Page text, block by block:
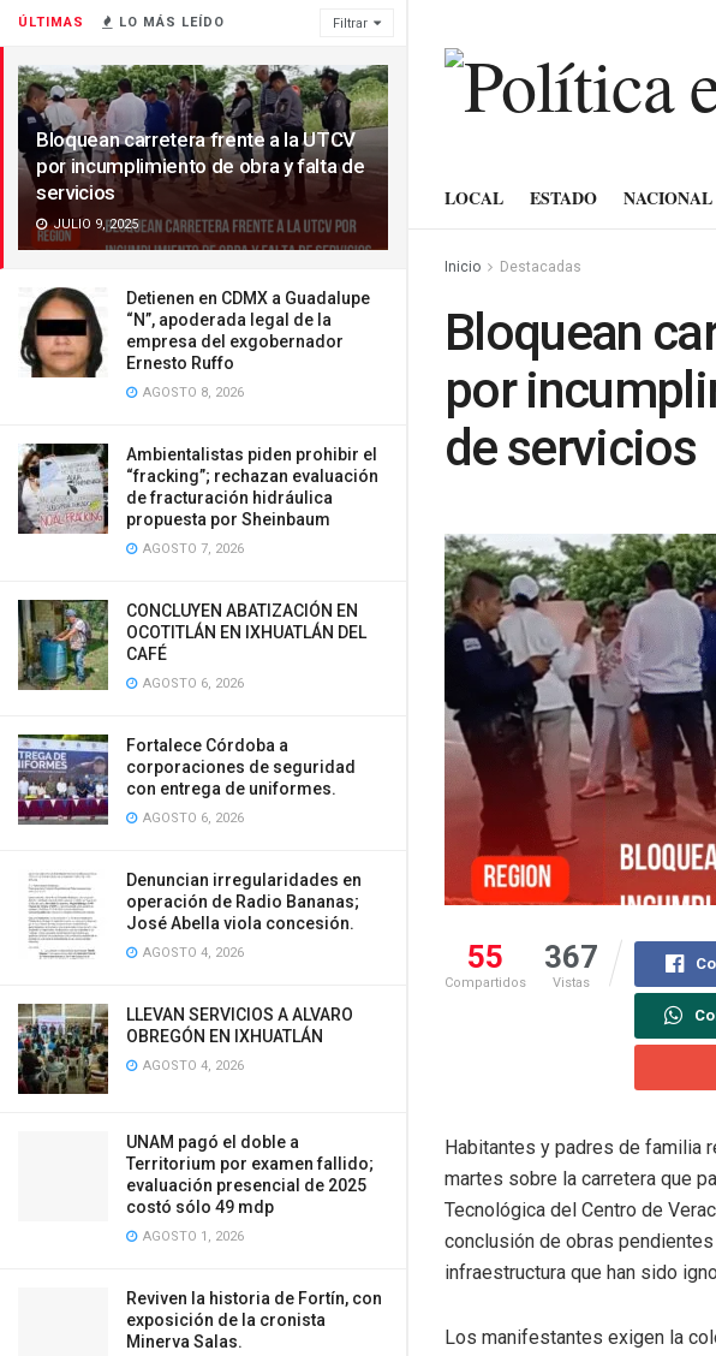
ÚLTIMAS LO MÁS LEÍDO Filtrar
Bloquean carretera frente a la UTCV
por incumplimiento de obra y falta de
servicios
JULIO 9, 2025
Detienen en CDMX a Guadalupe
“N”, apoderada legal de la
empresa del exgobernador
Ernesto Ruffo
AGOSTO 8, 2026
Ambientalistas piden prohibir el
“fracking”; rechazan evaluación
de fracturación hidráulica
propuesta por Sheinbaum
AGOSTO 7, 2026
CONCLUYEN ABATIZACIÓN EN
OCOTITLÁN EN IXHUATLÁN DEL
CAFÉ
AGOSTO 6, 2026
Fortalece Córdoba a
corporaciones de seguridad
con entrega de uniformes.
AGOSTO 6, 2026
Denuncian irregularidades en
operación de Radio Bananas;
José Abella viola concesión.
AGOSTO 4, 2026
LLEVAN SERVICIOS A ALVARO
OBREGÓN EN IXHUATLÁN
AGOSTO 4, 2026
UNAM pagó el doble a
Territorium por examen fallido;
evaluación presencial de 2025
costó sólo 49 mdp
AGOSTO 1, 2026
Reviven la historia de Fortín, con
exposición de la cronista
Minerva Salas.
LOCAL ESTADO NACIONAL
Inicio Destacadas
Bloquean
por
de servicios
55
Compartidos
367
Vistas
Habitantes y padres de familia
martes sobre la carretera que
Tecnológica del Centro de
conclusión de obras
infraestructura que han sido
Los manifestantes exigen la